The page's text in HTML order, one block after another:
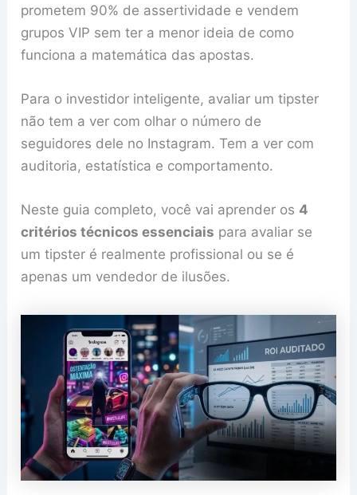
prometem 90% de assertividade e vendem
grupos VIP sem ter a menor ideia de como
funciona a matemática das apostas.
Para o investidor inteligente, avaliar um tipster
não tem a ver com olhar o número de
seguidores dele no Instagram. Tem a ver com
auditoria, estatística e comportamento.
Neste guia completo, você vai aprender os 4
critérios técnicos essenciais para avaliar se
um tipster é realmente profissional ou se é
apenas um vendedor de ilusões.